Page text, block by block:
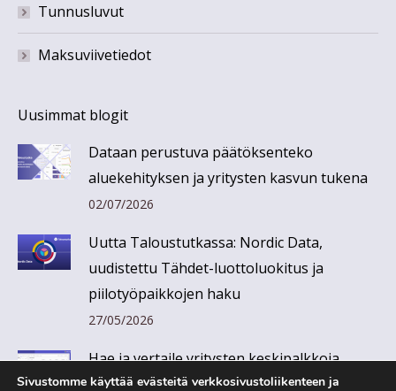
Tunnusluvut
Maksuviivetiedot
Uusimmat blogit
Dataan perustuva päätöksenteko
aluekehityksen ja yritysten kasvun tukena
02/07/2026
Uutta Taloustutkassa: Nordic Data,
uudistettu Tähdet-luottoluokitus ja
piilotyöpaikkojen haku
27/05/2026
Hae ja vertaile yritysten keskipalkkoja
Taloustutkassa
Sivustomme käyttää evästeitä verkkosivustoliikenteen ja